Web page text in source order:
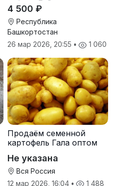
гибрид F-G+
4 500 ₽
Республика
Башкортостан
26 мар 2026, 20:55 • 1 060
Продаём семенной
картофель Гала оптом
Не указана
Вся Россия
12 мар 2026, 16:04 • 1 488